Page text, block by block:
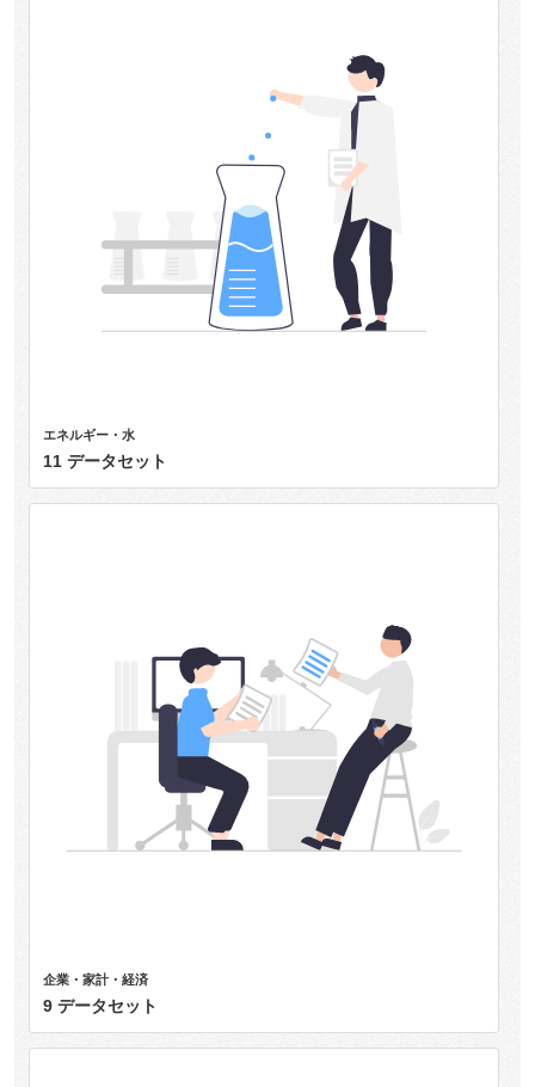
エネルギー・水
11 データセット
企業・家計・経済
9 データセット